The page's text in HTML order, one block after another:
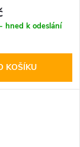
hned k odeslání
KOŠÍKU